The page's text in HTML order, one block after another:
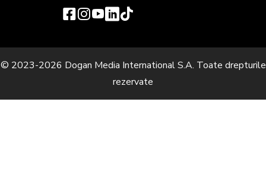
© 2023-2026 Dogan Media International S.A. Toate drepturile
rezervate